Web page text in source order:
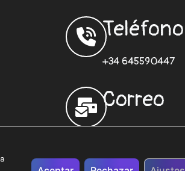
Teléfono
+34 645590447
Correo